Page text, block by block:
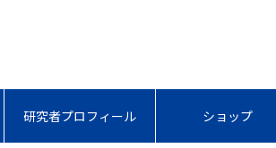
研究者プロフィール ショップ